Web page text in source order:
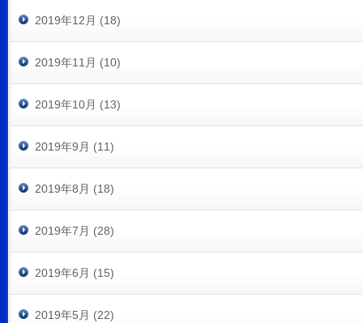
2019年12月 (18)
2019年11月 (10)
2019年10月 (13)
2019年9月 (11)
2019年8月 (18)
2019年7月 (28)
2019年6月 (15)
2019年5月 (22)